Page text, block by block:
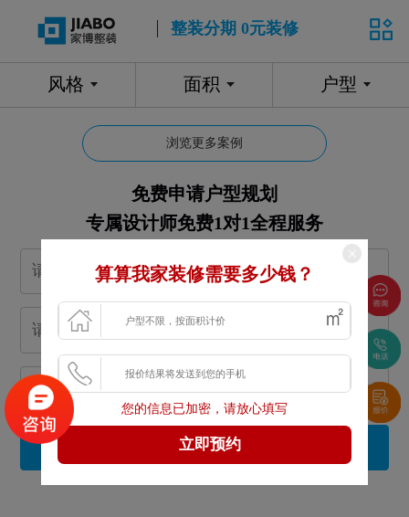
整装分期 0元装修
风格 面积 户型
浏览更多案例
免费申请户型规划
专属设计师免费1对1全程服务
m²
立即申请
算算我家装修需要多少钱？
您的信息已加密，请放心填写